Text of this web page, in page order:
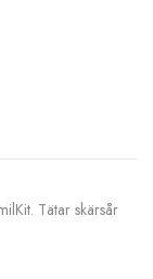
Tätar skärsår